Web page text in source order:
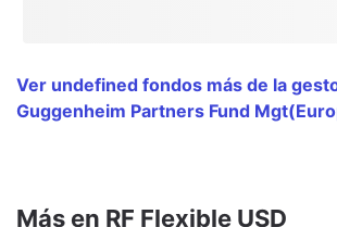
Ver undefined fondos más de la
Guggenheim Partners Fund
Más en RF Flexible USD